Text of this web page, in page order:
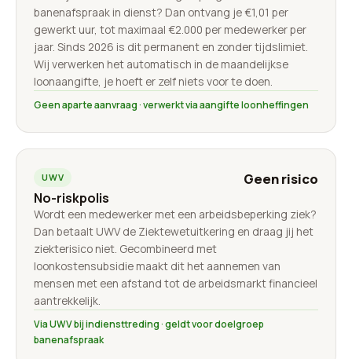
banenafspraak in dienst? Dan ontvang je €1,01 per
gewerkt uur, tot maximaal €2.000 per medewerker per
jaar. Sinds 2026 is dit permanent en zonder tijdslimiet.
Wij verwerken het automatisch in de maandelijkse
loonaangifte, je hoeft er zelf niets voor te doen.
Geen aparte aanvraag · verwerkt via aangifte loonheffingen
UWV Geen risico
No-riskpolis
Wordt een medewerker met een arbeidsbeperking ziek?
Dan betaalt UWV de Ziektewetuitkering en draag jij het
ziekterisico niet. Gecombineerd met
loonkostensubsidie maakt dit het aannemen van
mensen met een afstand tot de arbeidsmarkt financieel
aantrekkelijk.
Via UWV bij indiensttreding · geldt voor doelgroep
banenafspraak